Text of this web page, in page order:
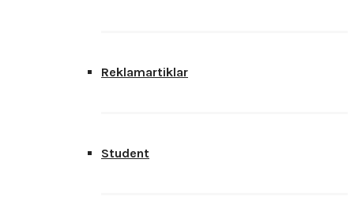
Reklamartiklar
Student